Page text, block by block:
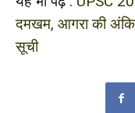
दमखम, आगरा की
सूची